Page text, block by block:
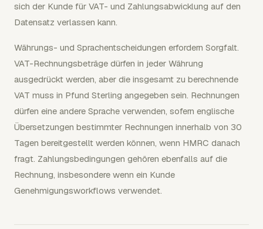
sich der Kunde für VAT- und Zahlungsabwicklung auf den
Datensatz verlassen kann.
Währungs- und Sprachentscheidungen erfordern Sorgfalt.
VAT-Rechnungsbeträge dürfen in jeder Währung
ausgedrückt werden, aber die insgesamt zu berechnende
VAT muss in Pfund Sterling angegeben sein. Rechnungen
dürfen eine andere Sprache verwenden, sofern englische
Übersetzungen bestimmter Rechnungen innerhalb von 30
Tagen bereitgestellt werden können, wenn HMRC danach
fragt. Zahlungsbedingungen gehören ebenfalls auf die
Rechnung, insbesondere wenn ein Kunde
Genehmigungsworkflows verwendet.